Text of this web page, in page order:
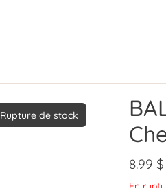
Rupture de stock
8.99 $